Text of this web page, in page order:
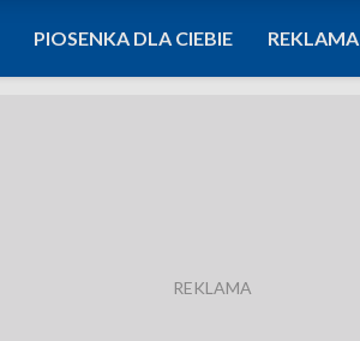
PIOSENKA DLA CIEBIE REKLAMA